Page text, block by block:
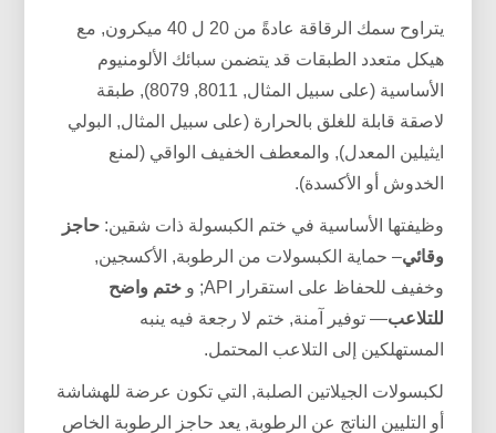
يتراوح سمك الرقاقة عادةً من 20 ل 40 ميكرون, مع
هيكل متعدد الطبقات قد يتضمن سبائك الألومنيوم
الأساسية (على سبيل المثال, 8011, 8079), طبقة
لاصقة قابلة للغلق بالحرارة (على سبيل المثال, البولي
ايثيلين المعدل), والمعطف الخفيف الواقي (لمنع
الخدوش أو الأكسدة).
وظيفتها الأساسية في ختم الكبسولة ذات شقين:حاجز
وقائي– حماية الكبسولات من الرطوبة, الأكسجين,
وخفيف للحفاظ على استقرار API; و
ختم واضح
للتلاعب— توفير آمنة, ختم لا رجعة فيه ينبه
المستهلكين إلى التلاعب المحتمل.
لكبسولات الجيلاتين الصلبة, التي تكون عرضة للهشاشة
أو التليين الناتج عن الرطوبة, يعد حاجز الرطوبة الخاص